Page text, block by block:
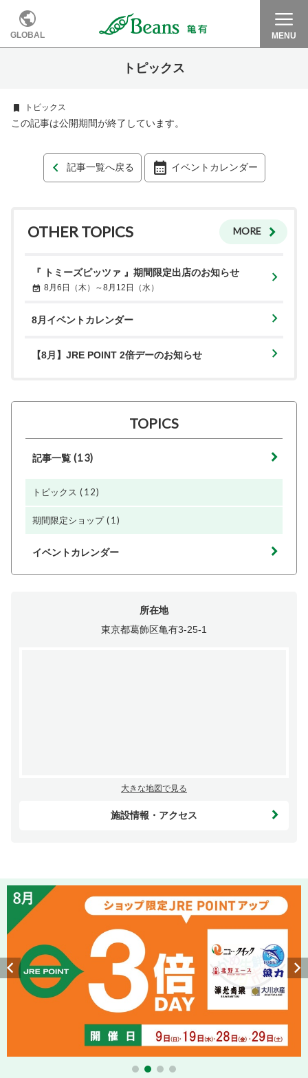
GLOBAL MENU
トピックス
トピックス
この記事は公開期間が終了しています。
記事一覧へ戻る イベントカレンダー
OTHER TOPICS MORE
『 トミーズピッツァ 』期間限定出店のお知らせ
8月6日（木）～8月12日（水）
8月イベントカレンダー
【8月】JRE POINT 2倍デーのお知らせ
TOPICS
記事一覧 (13)
トピックス (12)
期間限定ショップ(1)
イベントカレンダー
所在地
東京都葛飾区亀有3-25-1
大きな地図で見る
施設情報・アクセス